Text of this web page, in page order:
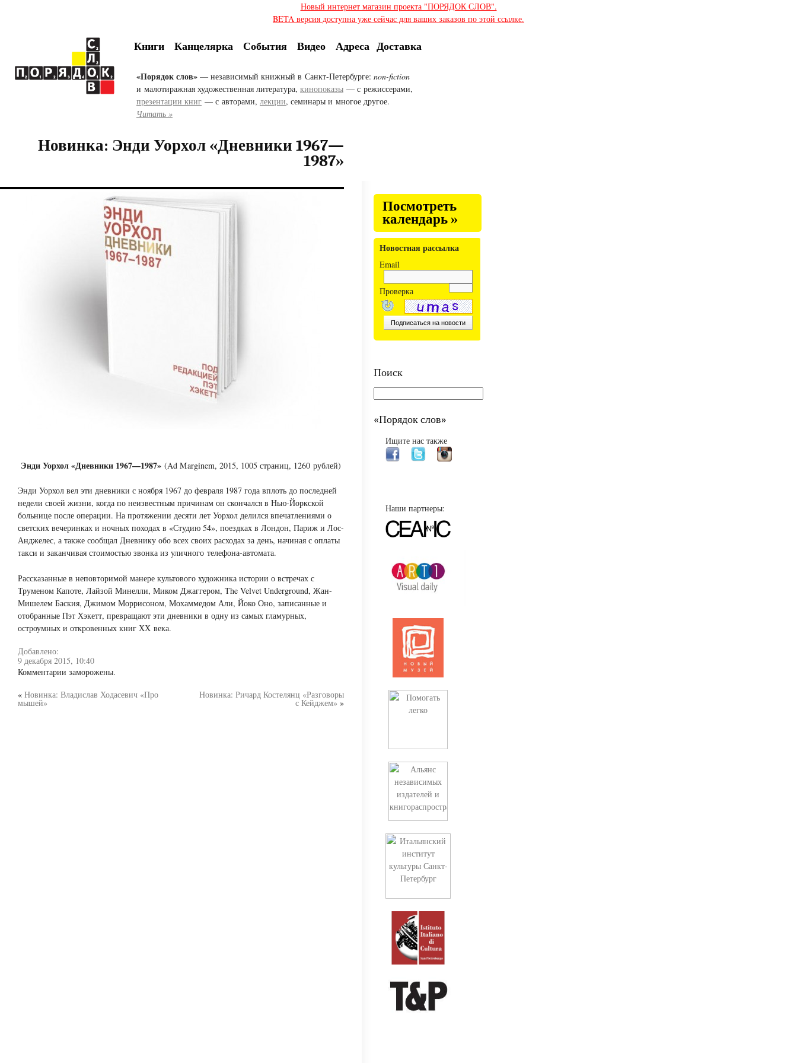
Новый интернет магазин проекта "ПОРЯДОК СЛОВ".
BETA версия доступна уже сейчас для ваших заказов по этой ссылке.
Книги Канцелярка События Видео Адреса Доставка
«Порядок слов» — независимый книжный в Санкт-Петербурге: non-fiction
и малотиражная художественная литература, кинопоказы — с режиссерами,
презентации книг — с авторами, лекции, семинары и многое другое.
Читать »
Новинка: Энди Уорхол «Дневники 1967—
1987»
Энди Уорхол «Дневники 1967—1987» (Ad Marginem, 2015, 1005 страниц, 1260 рублей)
Энди Уорхол вел эти дневники с ноября 1967 до февраля 1987 года вплоть до последней
недели своей жизни, когда по неизвестным причинам он скончался в Нью-Йоркской
больнице после операции. На протяжении десяти лет Уорхол делился впечатлениями о
светских вечеринках и ночных походах в «Студию 54», поездках в Лондон, Париж и Лос-
Анджелес, а также сообщал Дневнику обо всех своих расходах за день, начиная с оплаты
такси и заканчивая стоимостью звонка из уличного телефона-автомата.
Рассказанные в неповторимой манере культового художника истории о встречах с
Труменом Капоте, Лайзой Минелли, Миком Джаггером, The Velvet Underground, Жан-
Мишелем Баския, Джимом Моррисоном, Мохаммедом Али, Йоко Оно, записанные и
отобранные Пэт Хэкетт, превращают эти дневники в одну из самых гламурных,
остроумных и откровенных книг ХХ века.
Добавлено:
9 декабря 2015, 10:40
Комментарии заморожены.
« Новинка: Владислав Ходасевич «Про
мышей»
Новинка: Ричард Костелянц «Разговоры
с Кейджем» »
Посмотреть
календарь »
Новостная рассылка
Email
Проверка
Поиск
«Порядок слов»
Ищите нас также
Наши партнеры: